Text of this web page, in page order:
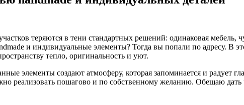
теряются в тени стандартных решений: одинаковая мебель,
и индивидуальные элементы? Тогда вы попали по адресу. В
тепло, оригинальность и уют.
элементы создают атмосферу, которая запоминается и радует
реализовать пошагово и по собственному желанию. Обещаю дать